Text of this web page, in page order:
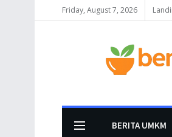
Friday, August 7, 2026
BERITA UMKM